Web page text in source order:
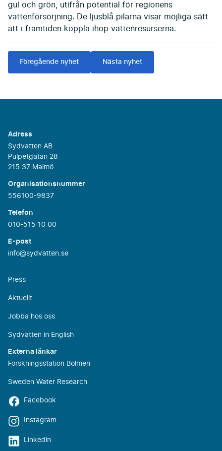
gul och grön, utifrån potential för regionens
vattenförsörjning. De ljusblå pilarna visar möjliga sätt
att i framtiden koppla ihop vattenresurserna.
Föregående nyhet Nästa nyhet
Adress
Sydvatten AB
Pulpetgatan 28
215 37 Malmö
Organisationsnummer
556100-9837
Telefon
010-515 10 00
E-post
info@sydvatten.se
Press
Aktuellt
Jobba hos oss
Sydvatten in English
Externa länkar
Forskningsstation Bolmen
Sweden Water Research
Facebook
Instagram
Linkedin